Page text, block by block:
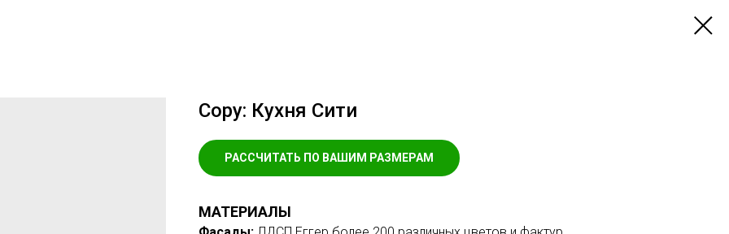
Copy: Кухня Сити
РАССЧИТАТЬ ПО ВАШИМ РАЗМЕРАМ
МАТЕРИАЛЫ